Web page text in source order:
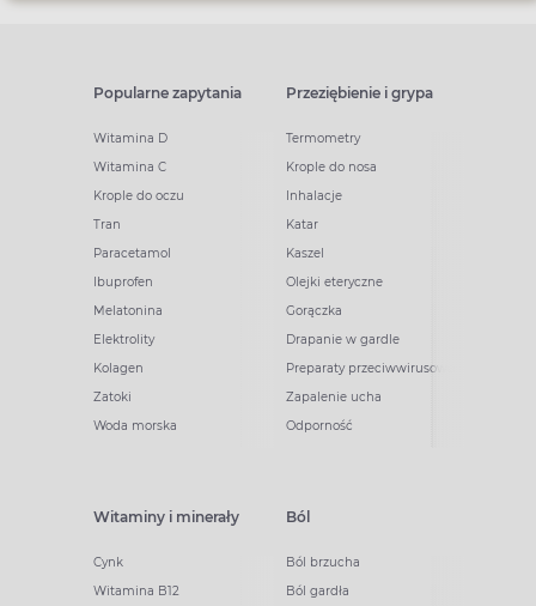
Popularne zapytania
Witamina D
Witamina C
Krople do oczu
Tran
Paracetamol
Ibuprofen
Melatonina
Elektrolity
Kolagen
Zatoki
Woda morska
Przeziębienie i grypa
Termometry
Krople do nosa
Inhalacje
Katar
Kaszel
Olejki eteryczne
Gorączka
Drapanie w gardle
Preparaty przeciwwirusowe
Zapalenie ucha
Odporność
Witaminy i minerały
Cynk
Witamina B12
Ból
Ból brzucha
Ból gardła